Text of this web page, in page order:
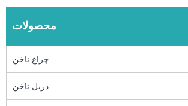
محصولات
چراغ ناخن
دریل ناخن